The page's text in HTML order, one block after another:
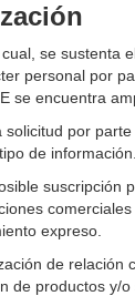
se sustenta
personal por
se encuentra
solicitud por
de información.
suscripción
expreso.
de relación
de productos y/o